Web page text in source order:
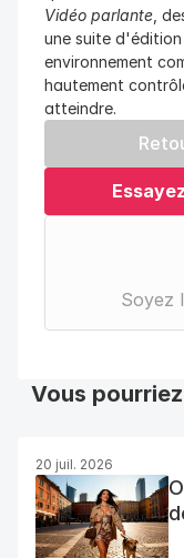
Vidéo parlante ,
une suite
environnement
hautement
atteindre.
Soyez
Vous
20 juil. 2026